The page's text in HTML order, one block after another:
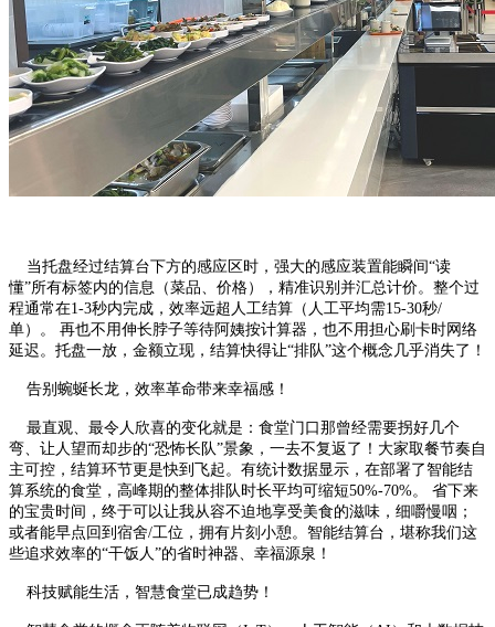
当托盘经过结算台下方的感应区时，强大的感应装置能瞬间“读
懂”所有标签内的信息（菜品、价格），精准识别并汇总计价。整个过
程通常在1-3秒内完成，效率远超人工结算（人工平均需15-30秒/
单）。 再也不用伸长脖子等待阿姨按计算器，也不用担心刷卡时网络
延迟。托盘一放，金额立现，结算快得让“排队”这个概念几乎消失了！
告别蜿蜒长龙，效率革命带来幸福感！
最直观、最令人欣喜的变化就是：食堂门口那曾经需要拐好几个
弯、让人望而却步的“恐怖长队”景象，一去不复返了！大家取餐节奏自
主可控，结算环节更是快到飞起。有统计数据显示，在部署了智能结
算系统的食堂，高峰期的整体排队时长平均可缩短50%-70%。 省下来
的宝贵时间，终于可以让我从容不迫地享受美食的滋味，细嚼慢咽；
或者能早点回到宿舍/工位，拥有片刻小憩。智能结算台，堪称我们这
些追求效率的“干饭人”的省时神器、幸福源泉！
科技赋能生活，智慧食堂已成趋势！